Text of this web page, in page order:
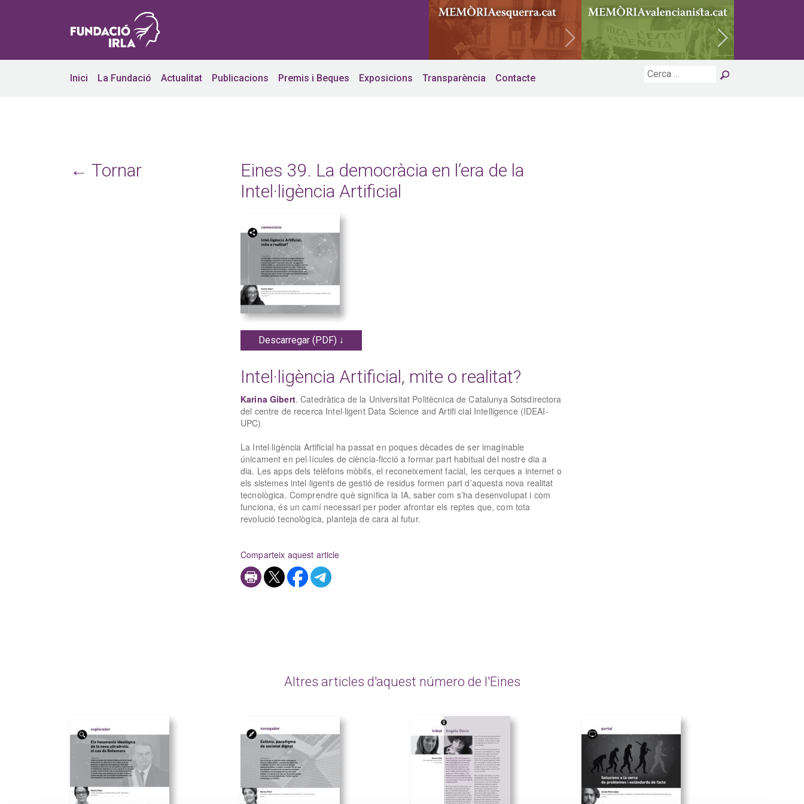
Inici La Fundació Actualitat Publicacions Premis i Beques Exposicions Transparència Contacte
← Tornar
Eines 39. La democràcia en l’era de la
Intel·ligència Artificial
Descarregar (PDF) ↓
Intel·ligència Artificial, mite o realitat?
Karina Gibert. Catedràtica de la Universitat Politècnica de Catalunya Sotsdirectora
del centre de recerca Intel·ligent Data Science and Artifi cial Intelligence (IDEAI-
UPC)
La Intel·ligència Artificial ha passat en poques dècades de ser imaginable
únicament en pel·lícules de ciència-ficció a formar part habitual del nostre dia a
dia. Les apps dels telèfons mòbils, el reconeixement facial, les cerques a internet o
els sistemes intel·ligents de gestió de residus formen part d’aquesta nova realitat
tecnològica. Comprendre què significa la IA, saber com s’ha desenvolupat i com
funciona, és un camí necessari per poder afrontar els reptes que, com tota
revolució tecnològica, planteja de cara al futur.
Comparteix aquest article
Altres articles d'aquest número de l'Eines